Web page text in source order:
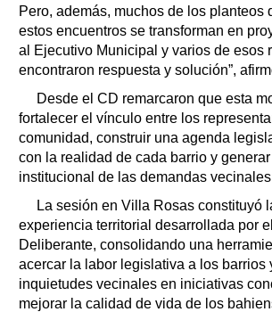
Pero, además, muchos de los planteos
estos encuentros se transforman en
al Ejecutivo Municipal y varios de esos
encontraron respuesta y solución”,
Desde el CD remarcaron que esta
fortalecer el vínculo entre los
comunidad, construir una agenda
con la realidad de cada barrio y
institucional de las demandas
La sesión en Villa Rosas constituyó
experiencia territorial desarrollada por
Deliberante, consolidando una
acercar la labor legislativa a los barrios
inquietudes vecinales en iniciativas
mejorar la calidad de vida de los